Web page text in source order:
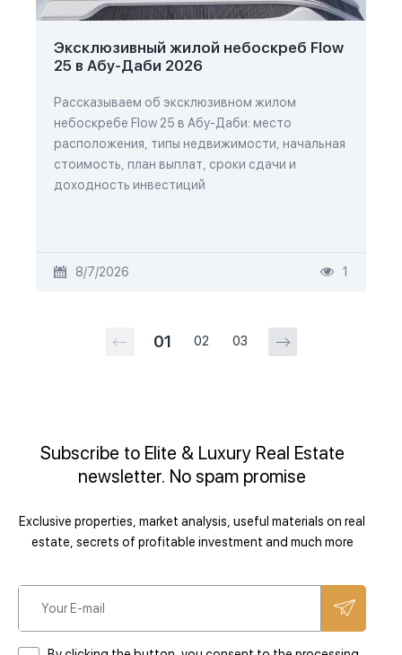
Эксклюзивный жилой небоскреб Flow
25 в Абу-Даби 2026
Рассказываем об эксклюзивном жилом
небоскребе Flow 25 в Абу-Даби: место
расположения, типы недвижимости, начальная
стоимость, план выплат, сроки сдачи и
доходность инвестиций
8/7/2026 1
01 02 03
Subscribe to Elite & Luxury Real Estate
newsletter. No spam promise
Exclusive properties, market analysis, useful materials on real
estate, secrets of profitable investment and much more